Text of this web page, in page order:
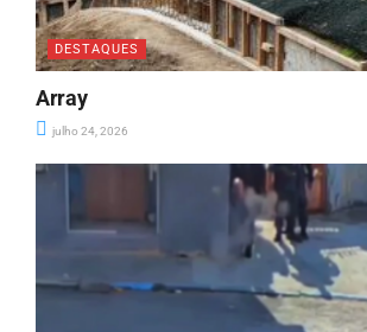
DESTAQUES
Array
julho 24, 2026